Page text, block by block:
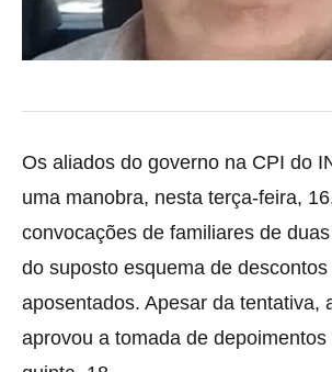
Os aliados do governo na CPI do
uma manobra, nesta terça-feira,
convocações de familiares de
do suposto esquema de
aposentados. Apesar da tentativa,
aprovou a tomada de